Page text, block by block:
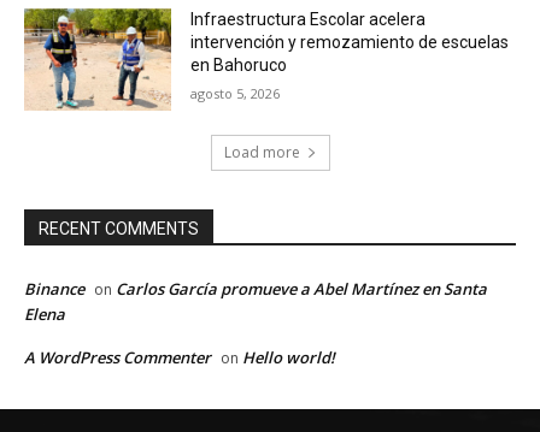
Infraestructura Escolar acelera
intervención y remozamiento de escuelas
en Bahoruco
agosto 5, 2026
Load more
RECENT COMMENTS
Binance on Carlos García promueve a Abel Martínez en Santa
Elena
A WordPress Commenter on Hello world!